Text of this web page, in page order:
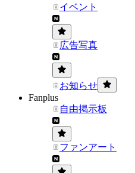
イベント
広告写真
お知らせ
Fanplus
自由掲示板
ファンアート